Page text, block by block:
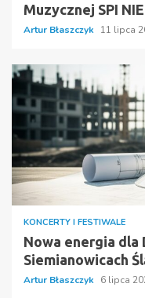
Muzycznej SPI
Artur Błaszczyk 11 lipca
KONCERTY I FESTIWALE
Nowa energia dla
Siemianowicach
Artur Błaszczyk 6 lipca